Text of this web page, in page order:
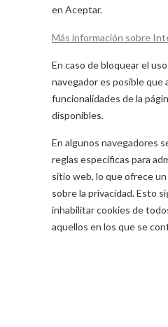
en Aceptar.
Más información sobre
En caso de bloquear el
navegador es posible que
funcionalidades de la
disponibles.
En algunos navegadores
reglas específicas para
sitio web, lo que ofrece
sobre la privacidad. Esto
inhabilitar cookies de
aquellos en los que se